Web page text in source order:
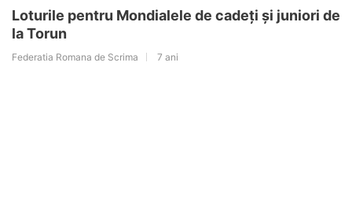
Loturile pentru Mondialele de cadeţi şi juniori de
la Torun
Federatia Romana de Scrima 7 ani